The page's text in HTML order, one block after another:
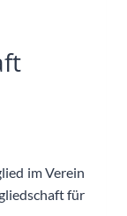
im Verein
für